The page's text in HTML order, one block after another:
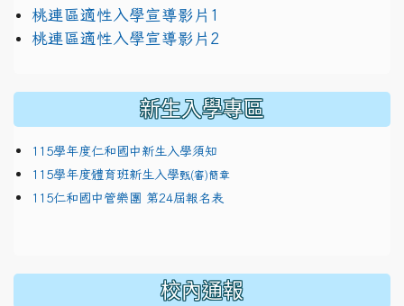
link to https://docs.google.com/presentation/d/
桃連區適性入學宣導影片1
link to https://docs.google.com/presentation/d/
桃連區適性入學宣導影片2
新生入學專區
115學年度仁和國中新生入學須知
115學年度體育班新生入學甄(審)簡章
115仁和國中管樂團 第24屆報名表
校內通報